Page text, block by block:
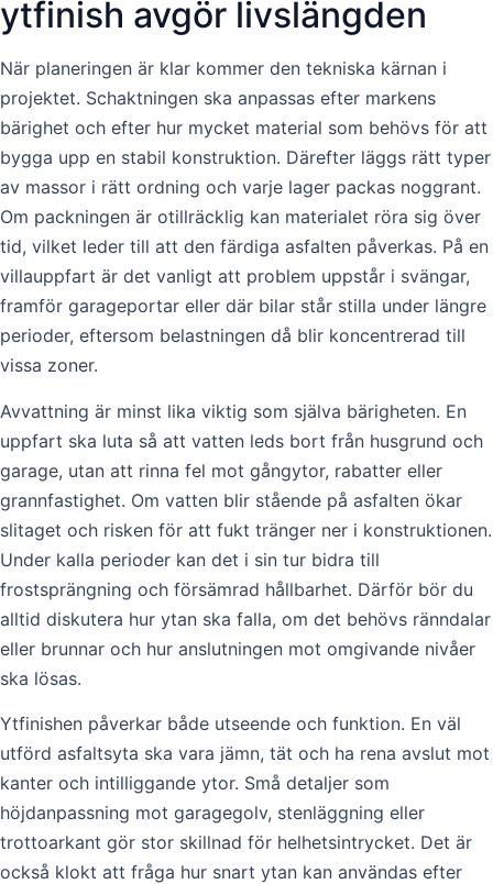
ytfinish avgör livslängden
När planeringen är klar kommer den tekniska kärnan i
projektet. Schaktningen ska anpassas efter markens
bärighet och efter hur mycket material som behövs för att
bygga upp en stabil konstruktion. Därefter läggs rätt typer
av massor i rätt ordning och varje lager packas noggrant.
Om packningen är otillräcklig kan materialet röra sig över
tid, vilket leder till att den färdiga asfalten påverkas. På en
villauppfart är det vanligt att problem uppstår i svängar,
framför garageportar eller där bilar står stilla under längre
perioder, eftersom belastningen då blir koncentrerad till
vissa zoner.
Avvattning är minst lika viktig som själva bärigheten. En
uppfart ska luta så att vatten leds bort från husgrund och
garage, utan att rinna fel mot gångytor, rabatter eller
grannfastighet. Om vatten blir stående på asfalten ökar
slitaget och risken för att fukt tränger ner i konstruktionen.
Under kalla perioder kan det i sin tur bidra till
frostsprängning och försämrad hållbarhet. Därför bör du
alltid diskutera hur ytan ska falla, om det behövs ränndalar
eller brunnar och hur anslutningen mot omgivande nivåer
ska lösas.
Ytfinishen påverkar både utseende och funktion. En väl
utförd asfaltsyta ska vara jämn, tät och ha rena avslut mot
kanter och intilliggande ytor. Små detaljer som
höjdanpassning mot garagegolv, stenläggning eller
trottoarkant gör stor skillnad för helhetsintrycket. Det är
också klokt att fråga hur snart ytan kan användas efter